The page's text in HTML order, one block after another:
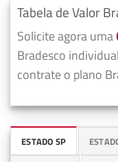
Tabela de Valor
Solicite agora uma
Bradesco
contrate o plano
ESTADO SP